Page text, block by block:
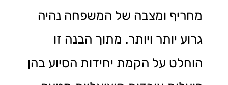
מחריף ומצבה של המשפחה נהיה
גרוע יותר ויותר. מתוך הבנה זו
הוחלט על הקמת יחידות הסיוע בהן